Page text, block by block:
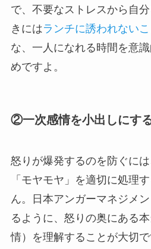
で、不要なストレスから自
きにはランチに誘われない
な、一人になれる時間を意
めですよ。
②一次感情を小出しにす
怒りが爆発するのを防ぐに
「モヤモヤ」を適切に処理
ん。日本アンガーマネジメ
るように、怒りの奥にある
情）を理解することが大切で